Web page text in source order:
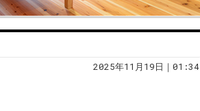
2025年11月19日｜01:34